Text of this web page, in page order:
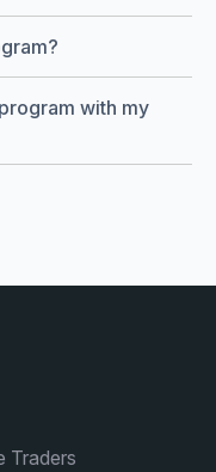
with my
Traders